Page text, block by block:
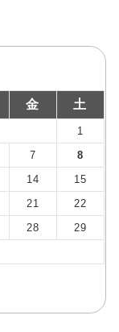
金 土
1
7
8
14
15
21
22
28
29